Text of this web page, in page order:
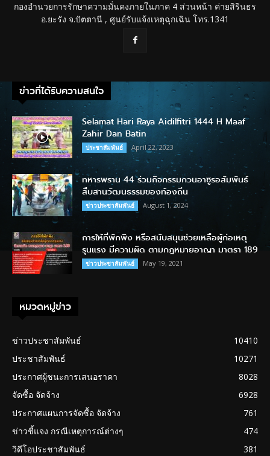
กองอำนวยการรักษาความมั่นคงภายในภาค 4 ส่วนหน้า ค่ายสิรินธร
อ.ยะรัง จ.ปัตตานี , ศูนย์รับแจ้งเหตุฉุกเฉิน โทร.1341
ข่าวที่ได้รับความสนใจ
Selamat Hari Raya Aidilfitri 1444 H Maaf
Zahir Dan Batin
ประชาสัมพันธ์ April 22, 2023
ทหารพราน 44 ร่วมกิจกรรมกวนอาซูรอสัมพันธ์
สืบสานวัฒนธรรมของท้องถิ่น
ข่าวประชาสัมพันธ์ August 1, 2024
การให้ที่พักพิง หรือสนับสนุนช่วยเหลือผู้ก่อเหตุ
รุนแรง มีความผิด ตามกฎหมายอาญา มาตรา 189
ข่าวประชาสัมพันธ์ May 19, 2021
หมวดหมู่ข่าว
ข่าวประชาสัมพันธ์
10410
ประชาสัมพันธ์
10271
ประกาศผู้ชนะการเสนอราคา
8028
จัดซื้อ จัดจ้าง
6928
ประกาศแผนการจัดซื้อ จัดจ้าง
761
ข่าวชี้แจง กรณีเหตุการณ์ต่างๆ
474
วิดีโอประชาสัมพันธ์
381